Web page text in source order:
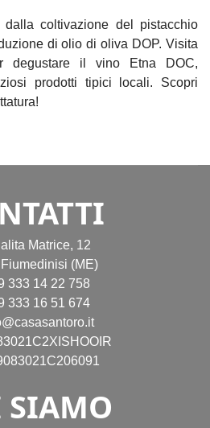
coltivazione del pistacchio
di olio di oliva DOP. Visita
degustare il vino Etna DOC,
prodotti tipici locali. Scopri
Matrice, 12
(ME)
333 14 22 758
333 16 51 674
SIAMO